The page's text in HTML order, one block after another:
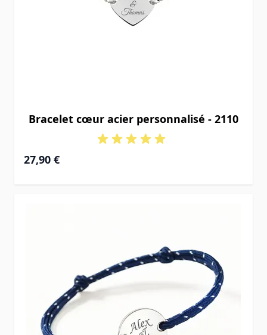
Bracelet cœur acier personnalisé - 2110
27,90 €